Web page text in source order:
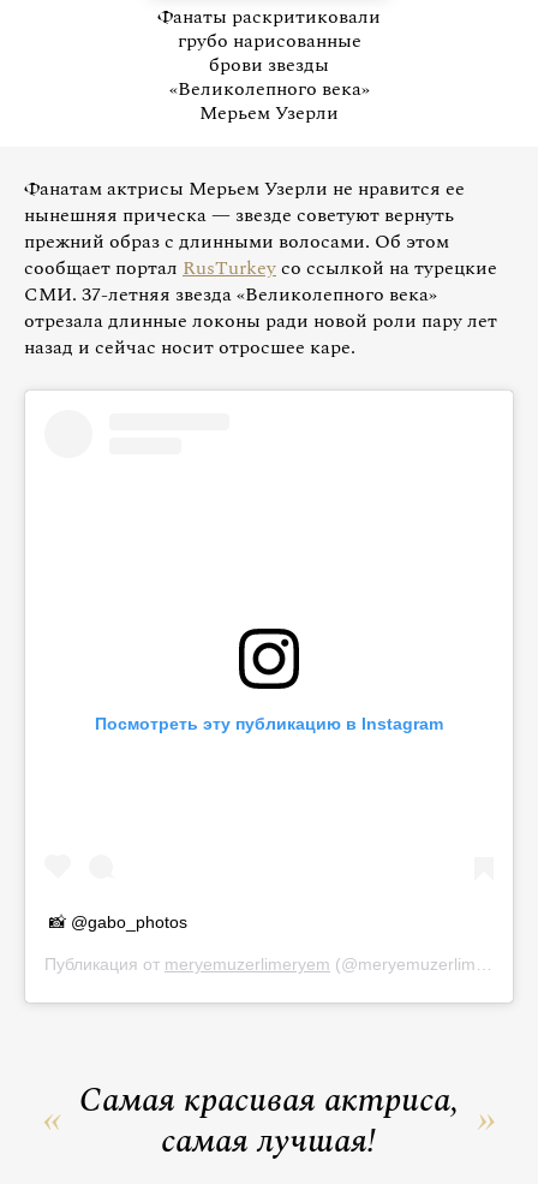
Фанаты раскритиковали
грубо нарисованные
брови звезды
«Великолепного века»
Мерьем Узерли
Фанатам актрисы Мерьем Узерли не нравится ее
нынешняя прическа — звезде советуют вернуть
прежний образ с длинными волосами. Об этом
сообщает портал RusTurkeyсо ссылкой на турецкие
СМИ. 37-летняя звезда «Великолепного века»
отрезала длинные локоны ради новой роли пару лет
назад и сейчас носит отросшее каре.
Посмотреть эту публикацию в Instagram
📸 @gabo_photos
Публикация от meryemuzerlimeryem (@meryemuzerlimeryem)
Самая красивая актриса,
самая лучшая!